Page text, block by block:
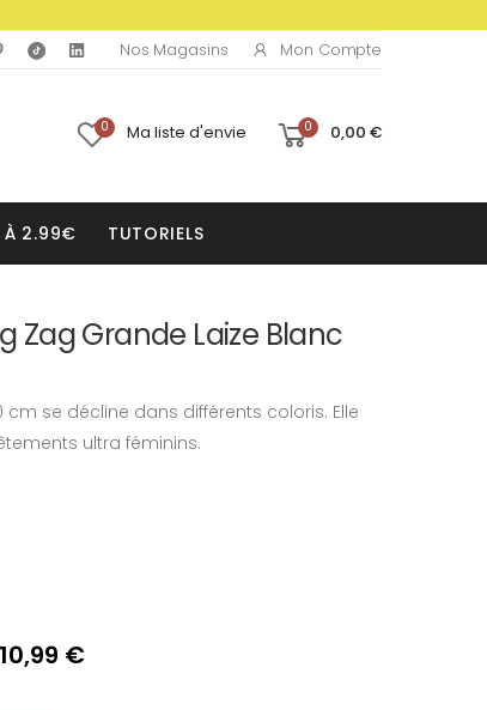
Nos Magasins Mon Compte
0 Ma liste d'envie 0 0,00 €
À 2.99€ TUTORIELS
Zag Grande Laize Blanc
se décline dans différents coloris. Elle
ultra féminins.
10,99 €